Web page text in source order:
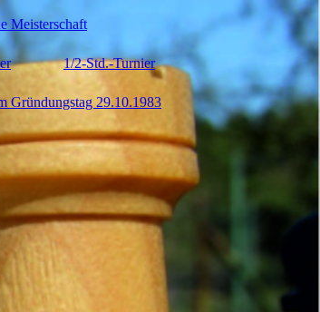
Meisterschaft
1/2-Std.-Turnier
Gründungstag 29.10.1983